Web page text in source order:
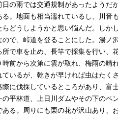
の雨では交通規制があったようだ
。地面も相当濡れているし、川音
どうしようかと思い悩んだ。しか
ので、峠道を登ることにした。湯ノ
で車を止め、長竿で採集を行い、
前から次第に雲が取れ、梅雨の晴
ているが、乾きが早ければ虫はたく
際に伐採しているところがあり、富
平林道、上日川ダムやその下のペ
る。周りにも栗の花が沢山あり、